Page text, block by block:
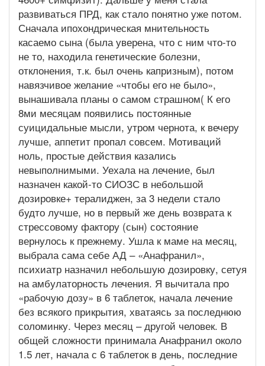
развиваться ПРД, как стало понятно уже потом.
Сначала ипохондрическая мнительность
касаемо сына (была уверена, что с ним что-то
не то, находила генетические болезни,
отклонения, т.к. был очень капризным), потом
навязчивое желание «чтобы его не было»,
вынашивала планы о самом страшном( К его
8ми месяцам появились постоянные
суицидальные мысли, утром чернота, к вечеру
лучше, аппетит пропал совсем. Мотиваций
ноль, простые действия казались
невыполнимыми. Уехала на лечение, был
назначен какой-то СИОЗС в небольшой
дозировке+ тералиджен, за 3 недели стало
будто лучше, но в первый же день возврата к
стрессовому фактору (сын) состояние
вернулось к прежнему. Ушла к маме на месяц,
выбрала сама себе АД – «Анафранил»,
психиатр назначил небольшую дозировку, сетуя
на амбулаторность лечения. Я вычитала про
«рабочую дозу» в 6 таблеток, начала лечение
без всякого прикрытия, хватаясь за последнюю
соломинку. Через месяц – другой человек. В
общей сложности принимала Анафранил около
1.5 лет, начала с 6 таблеток в день, последние